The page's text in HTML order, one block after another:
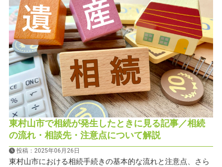
東村山市で相続が発生したときに見る記事／相続
の流れ・相談先・注意点について解説
投稿：2025年06月26日
東村山市における相続手続きの基本的な流れと注意点、さら